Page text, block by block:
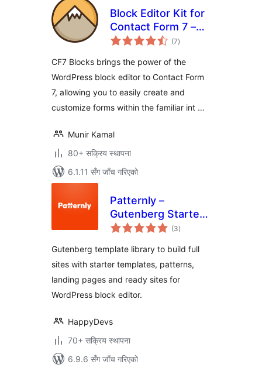
Block Editor Kit for
Contact Form 7 –
CF7 Blocks
(7कुल
रेटिङ्गहरू
)
CF7 Blocks brings the power of the
WordPress block editor to Contact Form
7, allowing you to easily create and
customize forms within the familiar int …
Munir Kamal
80+ सक्रिय स्थापना
6.1.11 सँग जाँच गरिएको
Patternly –
Gutenberg Starter
Templates,
WordPress Landing
Pages & Sites
(3कुल
रेटिङ्गहरू
)
Gutenberg template library to build full
sites with starter templates, patterns,
landing pages and ready sites for
WordPress block editor.
HappyDevs
70+ सक्रिय स्थापना
6.9.6 सँग जाँच गरिएको